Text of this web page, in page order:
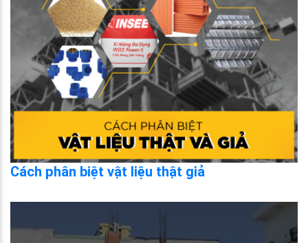
Cách phân biệt vật liệu thật giả